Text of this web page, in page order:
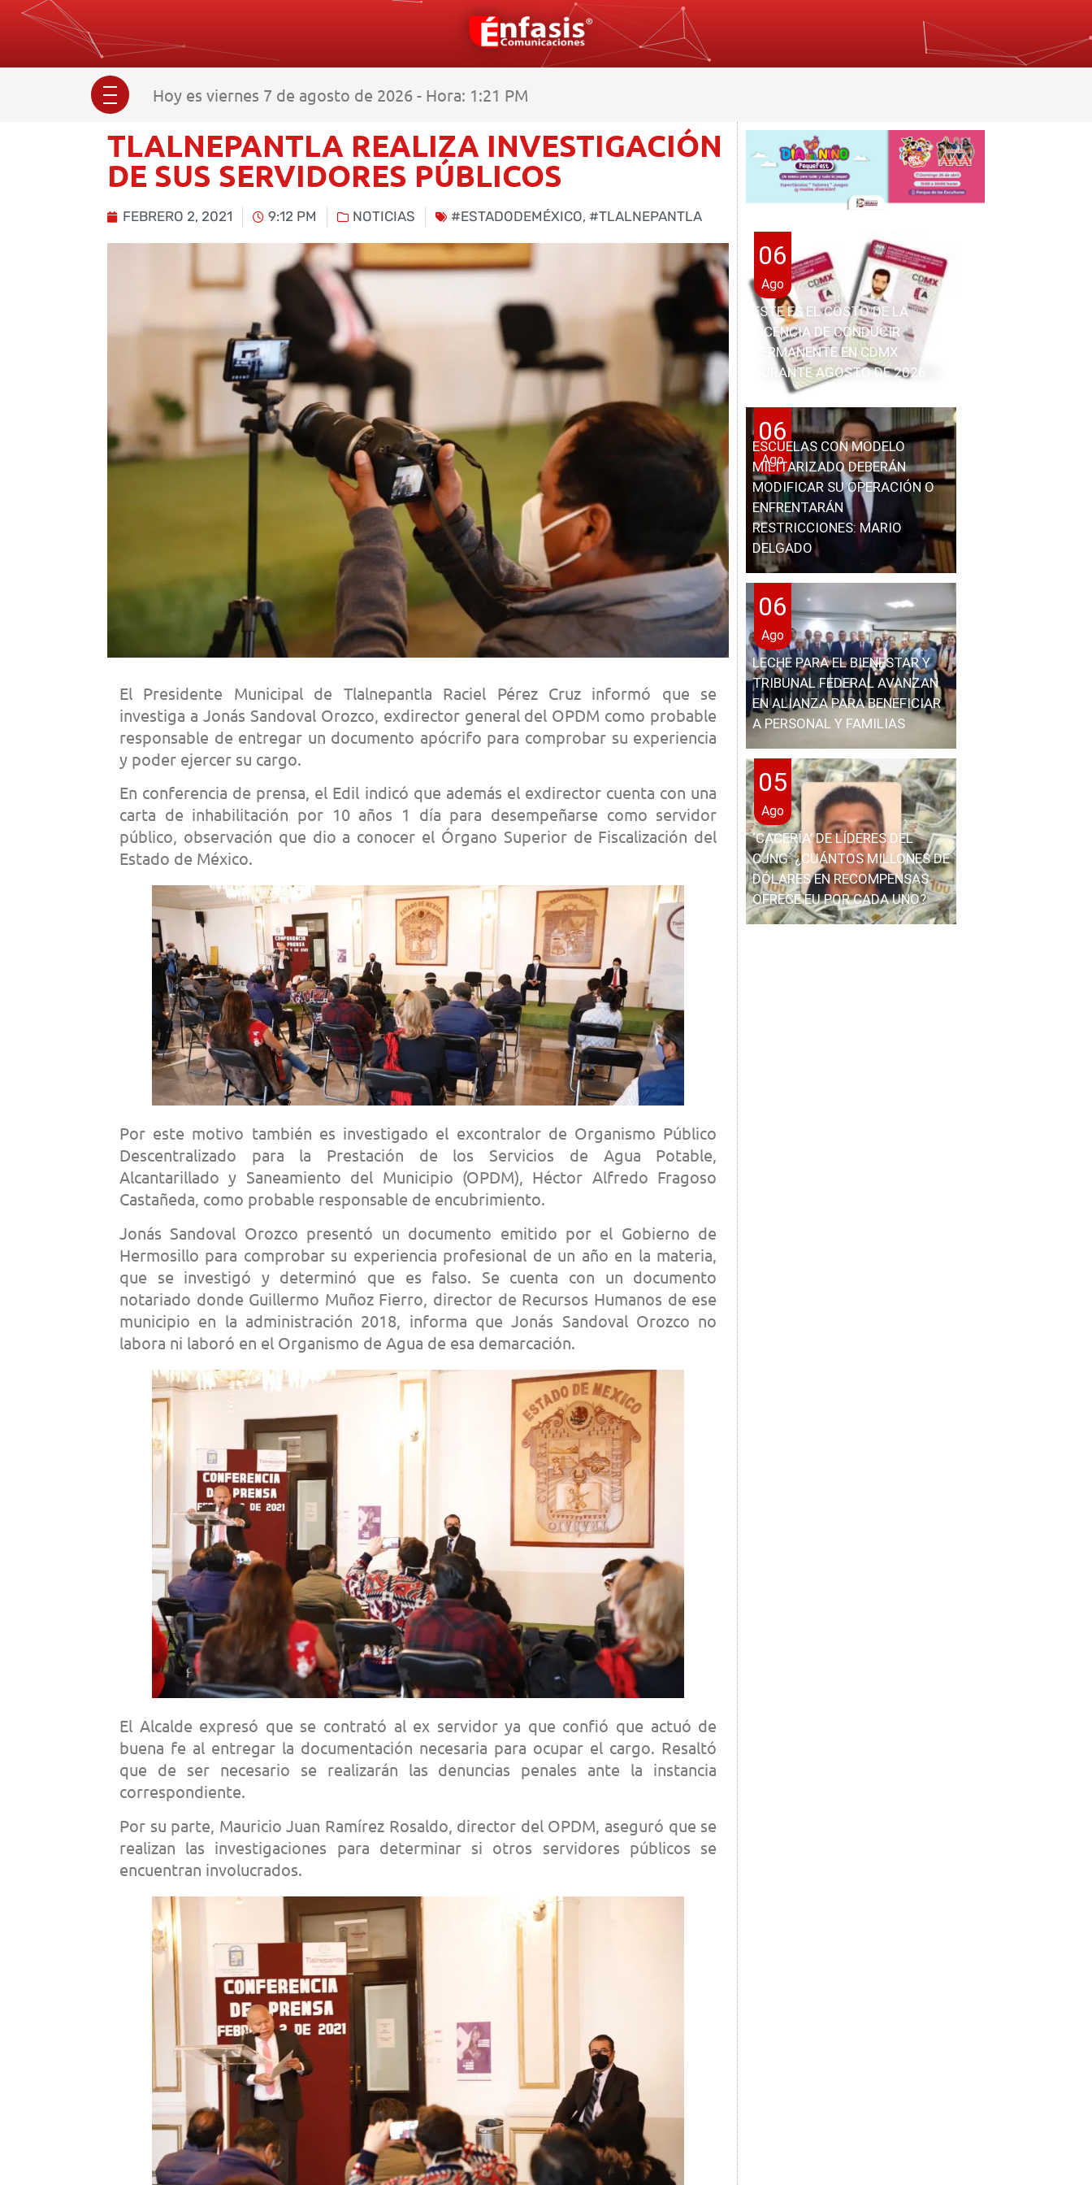
Hoy es viernes 7 de agosto de 2026 - Hora: 1:21 PM
TLALNEPANTLA REALIZA INVESTIGACIÓN
DE SUS SERVIDORES PÚBLICOS
FEBRERO 2, 2021 9:12 PM NOTICIAS #ESTADODEMÉXICO, #TLALNEPANTLA
El Presidente Municipal de Tlalnepantla Raciel Pérez Cruz informó que se
investiga a Jonás Sandoval Orozco, exdirector general del OPDM como probable
responsable de entregar un documento apócrifo para comprobar su experiencia
y poder ejercer su cargo.
En conferencia de prensa, el Edil indicó que además el exdirector cuenta con una
carta de inhabilitación por 10 años 1 día para desempeñarse como servidor
público, observación que dio a conocer el Órgano Superior de Fiscalización del
Estado de México.
Por este motivo también es investigado el excontralor de Organismo Público
Descentralizado para la Prestación de los Servicios de Agua Potable,
Alcantarillado y Saneamiento del Municipio (OPDM), Héctor Alfredo Fragoso
Castañeda, como probable responsable de encubrimiento.
Jonás Sandoval Orozco presentó un documento emitido por el Gobierno de
Hermosillo para comprobar su experiencia profesional de un año en la materia,
que se investigó y determinó que es falso. Se cuenta con un documento
notariado donde Guillermo Muñoz Fierro, director de Recursos Humanos de ese
municipio en la administración 2018, informa que Jonás Sandoval Orozco no
labora ni laboró en el Organismo de Agua de esa demarcación.
El Alcalde expresó que se contrató al ex servidor ya que confió que actuó de
buena fe al entregar la documentación necesaria para ocupar el cargo. Resaltó
que de ser necesario se realizarán las denuncias penales ante la instancia
correspondiente.
Por su parte, Mauricio Juan Ramírez Rosaldo, director del OPDM, aseguró que se
realizan las investigaciones para determinar si otros servidores públicos se
encuentran involucrados.
06
Ago
ESTE ES EL COSTO DE LA
LICENCIA DE CONDUCIR
PERMANENTE EN CDMX
DURANTE AGOSTO DE 2026
06
Ago
ESCUELAS CON MODELO
MILITARIZADO DEBERÁN
MODIFICAR SU OPERACIÓN O
ENFRENTARÁN
RESTRICCIONES: MARIO
DELGADO
06
Ago
LECHE PARA EL BIENESTAR Y
TRIBUNAL FEDERAL AVANZAN
EN ALIANZA PARA BENEFICIAR
A PERSONAL Y FAMILIAS
05
Ago
‘CACERÍA’ DE LÍDERES DEL
CJNG: ¿CUÁNTOS MILLONES DE
DÓLARES EN RECOMPENSAS
OFRECE EU POR CADA UNO?